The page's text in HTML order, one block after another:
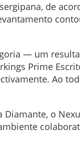
de
— um
Prime
Ao
o